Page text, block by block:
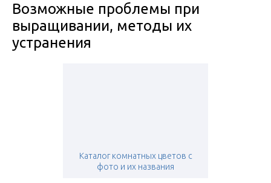
Возможные проблемы при
выращивании, методы их
устранения
Каталог комнатных цветов с
фото и их названия